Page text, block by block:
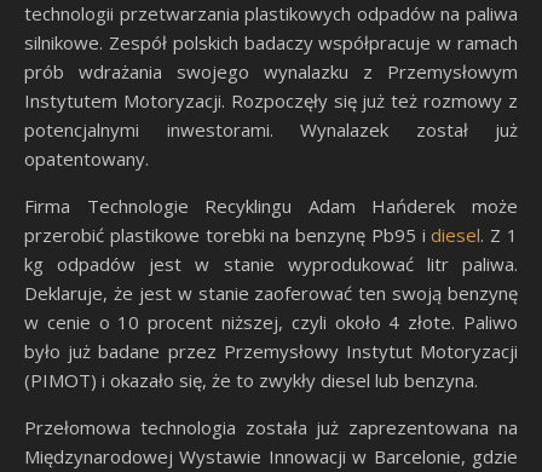
technologii przetwarzania plastikowych odpadów na paliwa
silnikowe. Zespół polskich badaczy współpracuje w ramach
prób wdrażania swojego wynalazku z Przemysłowym
Instytutem Motoryzacji. Rozpoczęły się już też rozmowy z
potencjalnymi inwestorami. Wynalazek został już
opatentowany.
Firma Technologie Recyklingu Adam Hańderek może
przerobić plastikowe torebki na benzynę Pb95 idiesel. Z 1
kg odpadów jest w stanie wyprodukować litr paliwa.
Deklaruje, że jest w stanie zaoferować ten swoją benzynę
w cenie o 10 procent niższej, czyli około 4 złote. Paliwo
było już badane przez Przemysłowy Instytut Motoryzacji
(PIMOT) i okazało się, że to zwykły diesel lub benzyna.
Przełomowa technologia została już zaprezentowana na
Międzynarodowej Wystawie Innowacji w Barcelonie, gdzie